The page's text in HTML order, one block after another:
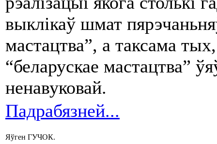
выклікаў шмат
мастацтва”, а таксама
“беларускае мастацтва”
ненавуковай.
Падрабязней...
Яўген ГУЧОК.